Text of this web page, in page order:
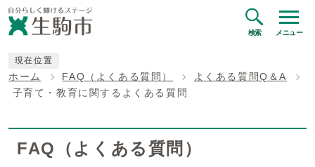
検索 メニュー
現在位置
ホーム FAQ（よくある質問）
よくある質問Q＆A
子育て・教育に関するよくある質問
FAQ（よくある質問）